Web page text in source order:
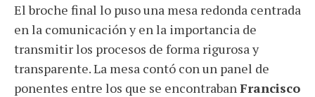
El broche final lo puso una mesa redonda centrada
en la comunicación y en la importancia de
transmitir los procesos de forma rigurosa y
transparente. La mesa contó con un panel de
ponentes entre los que se encontrabanFrancisco